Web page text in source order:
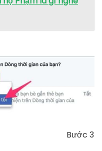
Bước 3